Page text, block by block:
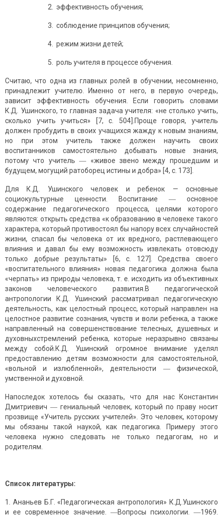
2. эффективность обучения;
3. соблюдение принципов обучения;
4. режим жизни детей;
5. роль учителя в процессе обучения.
Считаю, что одна из главных ролей в обучении, несомненно,
принадлежит учителю. Именно от него, в первую очередь,
зависит эффективность обучения. Если говорить словами
К.Д. Ушинского, то главная задача учителя: «не столько учить,
сколько учить учиться» [7, c. 504].Проще говоря, учитель
должен пробудить в своих учащихся жажду к новым знаниям,
но при этом учитель также должен научить своих
воспитанников самостоятельно добывать новые знания,
потому что учитель ― «живое звено между прошедшим и
будущем, могущий ратоборец истины и добра» [4, c. 173].
Для К.Д. Ушинского человек и ребенок — основные
социокультурные ценности. Воспитание ― основное
содержание педагогического процесса, целями которого
являются: открыть средства «к образованию в человеке такого
характера, который противостоял бы напору всех случайностей
жизни, спасал бы человека от их вредного, растлевающего
влияния и давал бы ему возможность извлекать отовсюду
только добрые результаты» [6, c. 127]. Средства своего
«воспитательного влияния» новая педагогика должна была
«черпать» из природы человека, т. е. исходить из объективных
законов человеческого развития.В педагогической
антропологии К.Д. Ушинский рассматривал педагогическую
деятельность, как целостный процесс, который направлен на
целостное развитие сознания, чувств и воли ребенка, а также
направленный на совершенствование телесных, душевных и
духовныхстремлений ребенка, которые неразрывно связаны
между собой.К.Д. Ушинский огромное внимание уделял
предоставлению детям возможности для самостоятельной,
«вольной и излюбленной», деятельности ― физической,
умственной и духовной.
Напоследок хотелось бы сказать, что для нас Константин
Дмитриевич ― гениальный человек, который по праву носит
прозвище «Учитель русских учителей». Это человек, которому
мы обязаны такой наукой, как педагогика. Примеру этого
человека нужно следовать не только педагогам, но и
родителям.
Список литературы:
Ананьев Б.Г. «Педагогическая антропология» К.Д.Ушинского
и ее современное значение. ―Вопросы психологии. ―1969.